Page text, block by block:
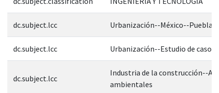
dc.subject.lcc Urbanización--México--Puebla
dc.subject.lcc Urbanización--Estudio de casos
dc.subject.lcc
Industria de la construcción--
ambientales